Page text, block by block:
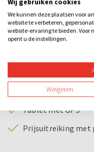
Ook is het mogelijk
verwerken in het spel
Uitgebreide uitleg
Plattegrond
Tablet met GPS
Prijsuitreiking met
We kunnen deze plaatsen voor
website te verbeteren,
website-ervaring te bieden. Voor
opent u de instellingen.
Weigeren